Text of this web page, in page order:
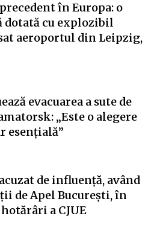
în Europa: o
dotată cu explozibil
aeroportul din Leipzig,
evacuarea a sute de
„Este o alegere
esențială”
de influență, având
de Apel București, în
a CJUE